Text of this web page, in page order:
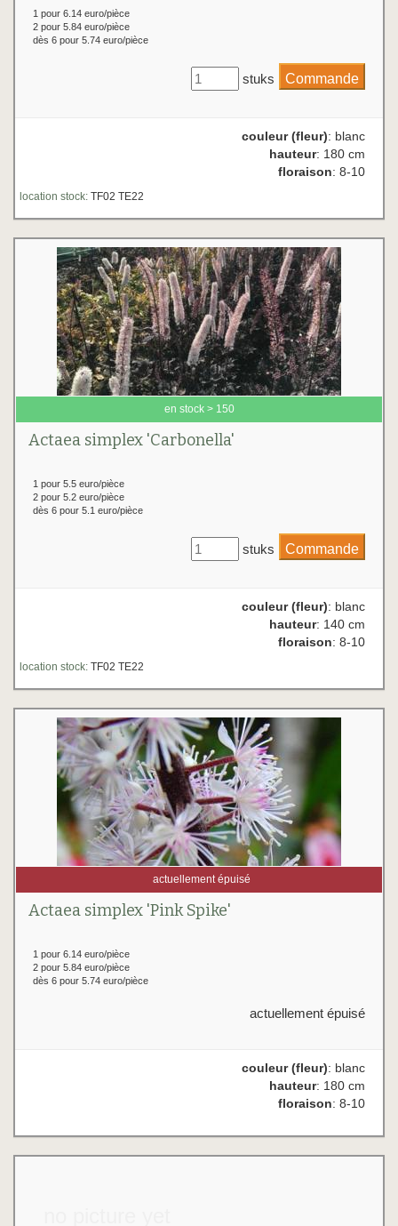
1 pour 6.14 euro/pièce
2 pour 5.84 euro/pièce
dès 6 pour 5.74 euro/pièce
stuks
couleur (fleur): blanc
hauteur: 180 cm
floraison: 8-10
location stock: TF02 TE22
en stock > 150
Actaea simplex 'Carbonella'
1 pour 5.5 euro/pièce
2 pour 5.2 euro/pièce
dès 6 pour 5.1 euro/pièce
stuks
couleur (fleur): blanc
hauteur: 140 cm
floraison: 8-10
location stock: TF02 TE22
actuellement épuisé
Actaea simplex 'Pink Spike'
1 pour 6.14 euro/pièce
2 pour 5.84 euro/pièce
dès 6 pour 5.74 euro/pièce
actuellement épuisé
couleur (fleur): blanc
hauteur: 180 cm
floraison: 8-10